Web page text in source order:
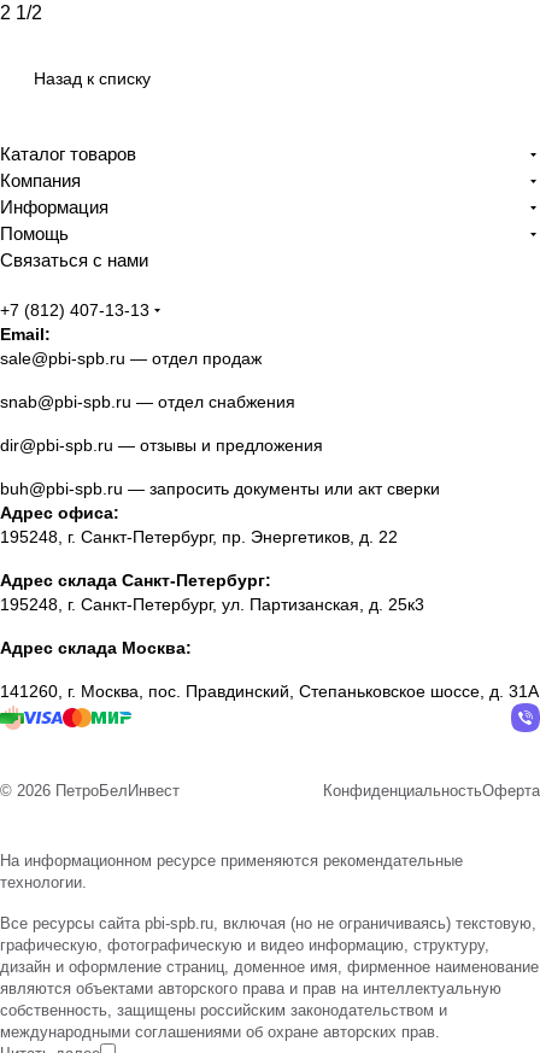
2 1/2
Назад к списку
Каталог товаров
Компания
Информация
Помощь
Связаться с нами
+7 (812) 407-13-13
Email:
sale@pbi-spb.ru — отдел продаж
snab@pbi-spb.ru — отдел снабжения
dir@pbi-spb.ru — отзывы и предложения
buh@pbi-spb.ru — запросить документы или акт сверки
Адрес офиса:
195248, г. Санкт-Петербург, пр. Энергетиков, д. 22
Адрес склада Санкт-Петербург:
195248, г. Санкт-Петербург, ул. Партизанская, д. 25к3
Адрес склада Москва:
141260, г. Москва, пос. Правдинский, Степаньковское шоссе, д. 31А
© 2026 ПетроБелИнвест КонфиденциальностьОферта
На информационном ресурсе применяются рекомендательные
технологии.
Все ресурсы сайта pbi-spb.ru, включая (но не ограничиваясь) текстовую,
графическую, фотографическую и видео информацию, структуру,
дизайн и оформление страниц, доменное имя, фирменное наименование
являются объектами авторского права и прав на интеллектуальную
собственность, защищены российским законодательством и
международными соглашениями об охране авторских прав.